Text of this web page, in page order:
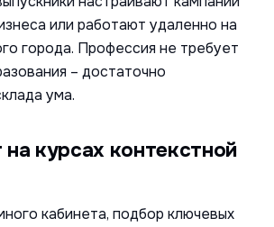
или работают удаленно на
города. Профессия не требует
– достаточно
ума.
кабинета, подбор ключевых